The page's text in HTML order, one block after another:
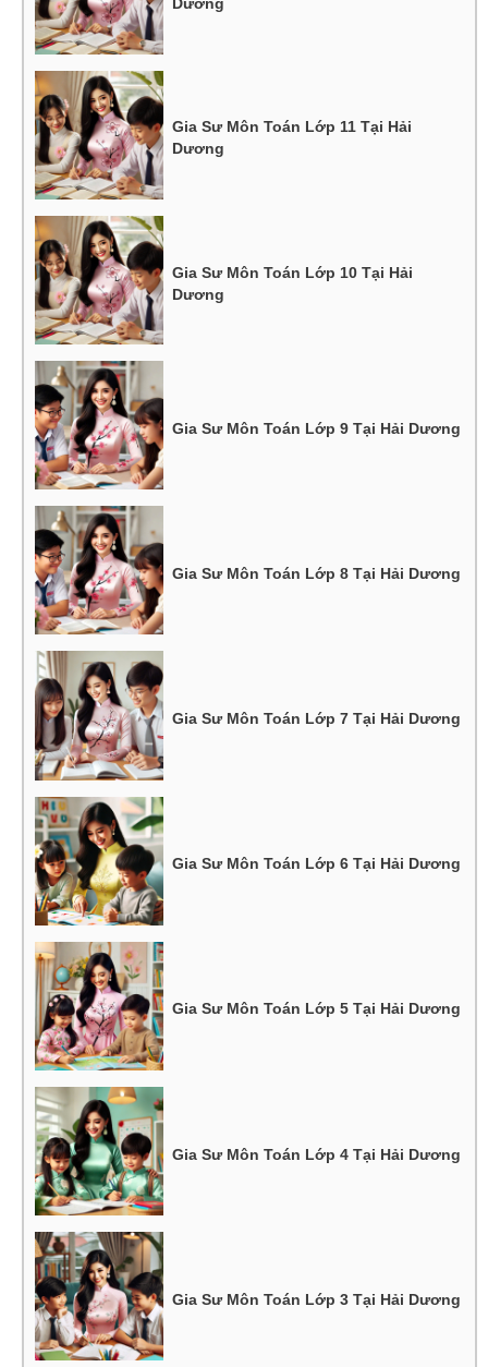
Gia Sư Môn Toán Lớp 11 Tại Hải
Dương
Gia Sư Môn Toán Lớp 10 Tại Hải
Dương
Gia Sư Môn Toán Lớp 9 Tại Hải Dương
Gia Sư Môn Toán Lớp 8 Tại Hải Dương
Gia Sư Môn Toán Lớp 7 Tại Hải Dương
Gia Sư Môn Toán Lớp 6 Tại Hải Dương
Gia Sư Môn Toán Lớp 5 Tại Hải Dương
Gia Sư Môn Toán Lớp 4 Tại Hải Dương
Gia Sư Môn Toán Lớp 3 Tại Hải Dương